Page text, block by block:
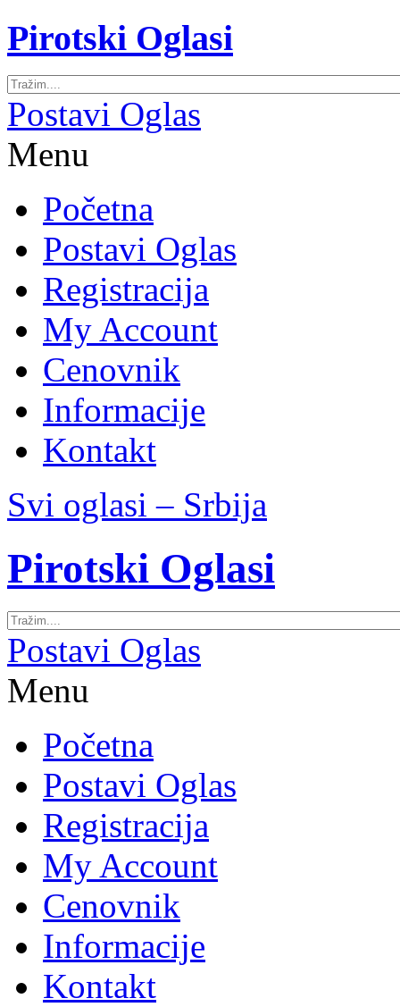
Pirotski Oglasi
Postavi Oglas
Menu
Početna
Postavi Oglas
Registracija
My Account
Cenovnik
Informacije
Kontakt
Svi oglasi – Srbija
Pirotski Oglasi
Postavi Oglas
Menu
Početna
Postavi Oglas
Registracija
My Account
Cenovnik
Informacije
Kontakt